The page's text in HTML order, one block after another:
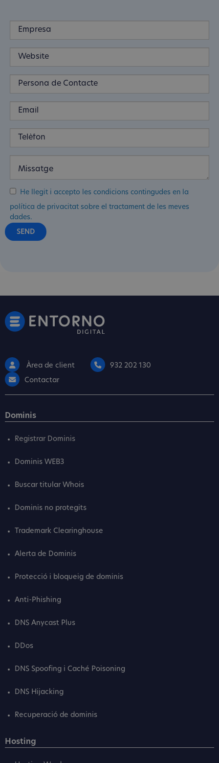
He llegit i accepto les condicions contingudes en la
política de privacitat sobre el tractament de les meves
dades.
Àrea de client
932 202 130
Contactar
Dominis
Registrar Dominis
Dominis WEB3
Buscar titular Whois
Dominis no protegits
Trademark Clearinghouse
Alerta de Dominis
Protecció i bloqueig de dominis
Anti-Phishing
DNS Anycast Plus
DDos
DNS Spoofing i Caché Poisoning
DNS Hijacking
Recuperació de dominis
Hosting